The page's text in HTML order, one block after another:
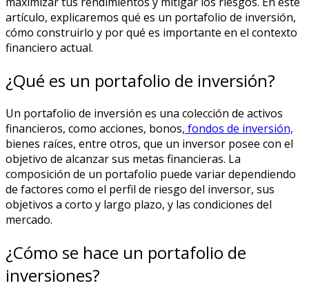
artículo, explicaremos qué es un portafolio de inversión,
cómo construirlo y por qué es importante en el contexto
financiero actual.
¿Qué es un portafolio de inversión?
Un portafolio de inversión es una colección de activos
financieros, como acciones, bonos, fondos de inversión,
bienes raíces, entre otros, que un inversor posee con el
objetivo de alcanzar sus metas financieras. La
composición de un portafolio puede variar dependiendo
de factores como el perfil de riesgo del inversor, sus
objetivos a corto y largo plazo, y las condiciones del
mercado.
¿Cómo se hace un portafolio de
inversiones?